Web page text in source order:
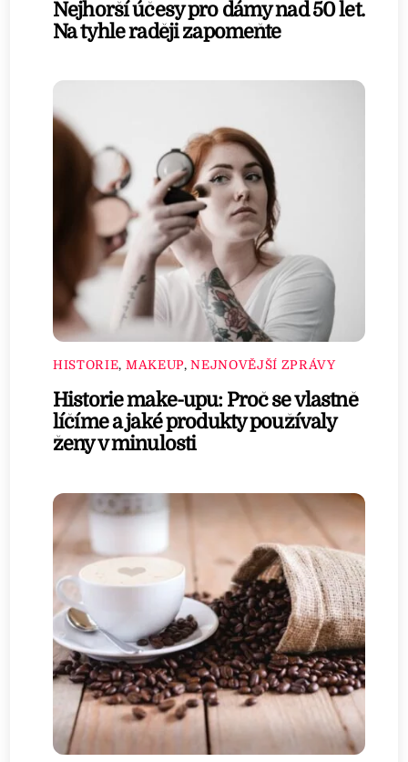
Nejhorší účesy pro dámy nad 50 let.
Na tyhle raději zapomeňte
HISTORIE, MAKEUP,NEJNOVĚJŠÍ ZPRÁVY
Historie make-upu: Proč se vlastně
líčíme a jaké produkty používaly
ženy v minulosti